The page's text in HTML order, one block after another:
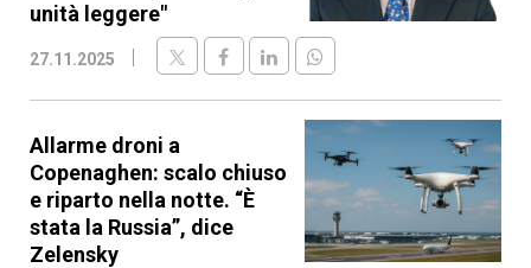
unità leggere"
27.11.2025
Allarme droni a
Copenaghen: scalo chiuso
e riparto nella notte. “È
stata la Russia”, dice
Zelensky